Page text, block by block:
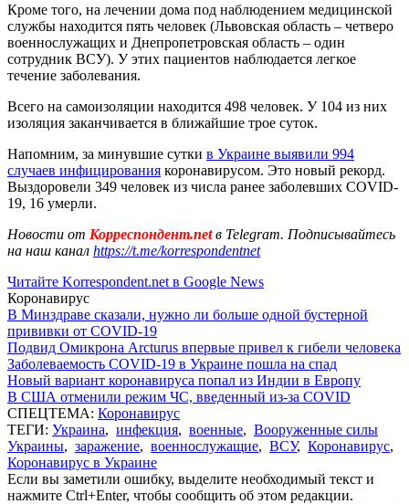
Кроме того, на лечении дома под наблюдением медицинской
службы находится пять человек (Львовская область – четверо
военнослужащих и Днепропетровская область – один
сотрудник ВСУ). У этих пациентов наблюдается легкое
течение заболевания.
Всего на самоизоляции находится 498 человек. У 104 из них
изоляция заканчивается в ближайшие трое суток.
Напомним, за минувшие сутки в Украине выявили 994
случаев инфицирования коронавирусом. Это новый рекорд.
Выздоровели 349 человек из числа ранее заболевших COVID-
19, 16 умерли.
Новости от Корреспондент.netв Telegram. Подписывайтесь
на наш канал https://t.me/korrespondentnet
Читайте Korrespondent.net в Google News
Коронавирус
В Минздраве сказали, нужно ли больше одной бустерной
прививки от COVID-19
Подвид Омикрона Arcturus впервые привел к гибели человека
Заболеваемость COVID-19 в Украине пошла на спад
Новый вариант коронавируса попал из Индии в Европу
В США отменили режим ЧС, введенный из-за COVID
СПЕЦТЕМА: Коронавирус
ТЕГИ: Украина, инфекция, военные, Вооруженные силы
Украины, заражение, военнослужащие, ВСУ, Коронавирус,
Коронавирус в Украине
Если вы заметили ошибку, выделите необходимый текст и
нажмите Ctrl+Enter, чтобы сообщить об этом редакции.